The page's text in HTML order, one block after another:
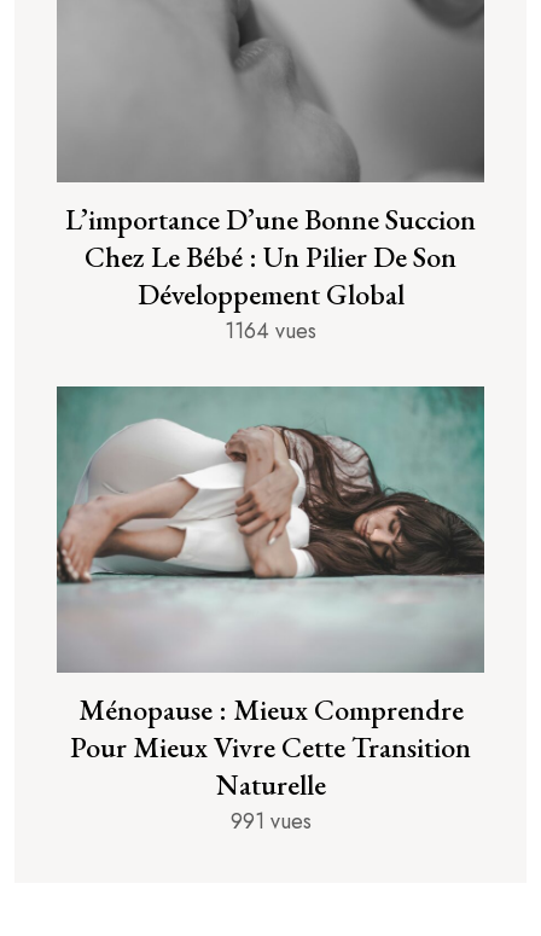
L’importance D’une Bonne Succion
Chez Le Bébé : Un Pilier De Son
Développement Global
1164 vues
Ménopause : Mieux Comprendre
Pour Mieux Vivre Cette Transition
Naturelle
991 vues